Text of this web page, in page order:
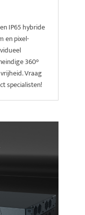
IP65 hybride
en pixel-
360°
Vraag
specialisten!